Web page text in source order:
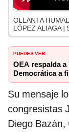
OLLANTA
LÓPEZ ALIAGA |
PUEDES VER
OEA respalda
Democrática a
Su mensaje
congresistas
Diego